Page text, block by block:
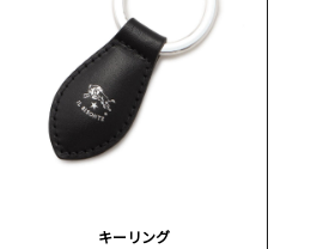
キーリング